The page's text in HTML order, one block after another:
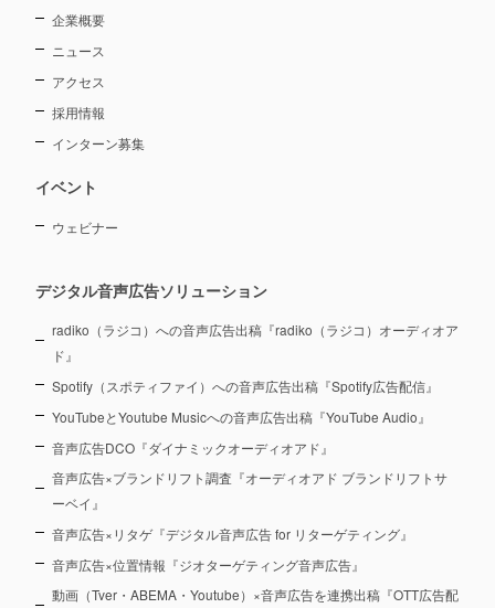
企業概要
ニュース
アクセス
採用情報
インターン募集
イベント
ウェビナー
デジタル音声広告ソリューション
radiko（ラジコ）への音声広告出稿『radiko（ラジコ）オーディオア
ド』
Spotify（スポティファイ）への音声広告出稿『Spotify広告配信』
YouTubeとYoutube Musicへの音声広告出稿『YouTube Audio』
音声広告DCO『ダイナミックオーディオアド』
音声広告×ブランドリフト調査『オーディオアド ブランドリフトサ
ーベイ』
音声広告×リタゲ『デジタル音声広告 for リターゲティング』
音声広告×位置情報『ジオターゲティング音声広告』
動画（Tver・ABEMA・Youtube）×音声広告を連携出稿『OTT広告配